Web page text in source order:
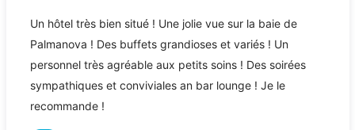
Un hôtel très bien situé ! Une jolie vue sur la baie de
Palmanova ! Des buffets grandioses et variés ! Un
personnel très agréable aux petits soins ! Des soirées
sympathiques et conviviales an bar lounge ! Je le
recommande !